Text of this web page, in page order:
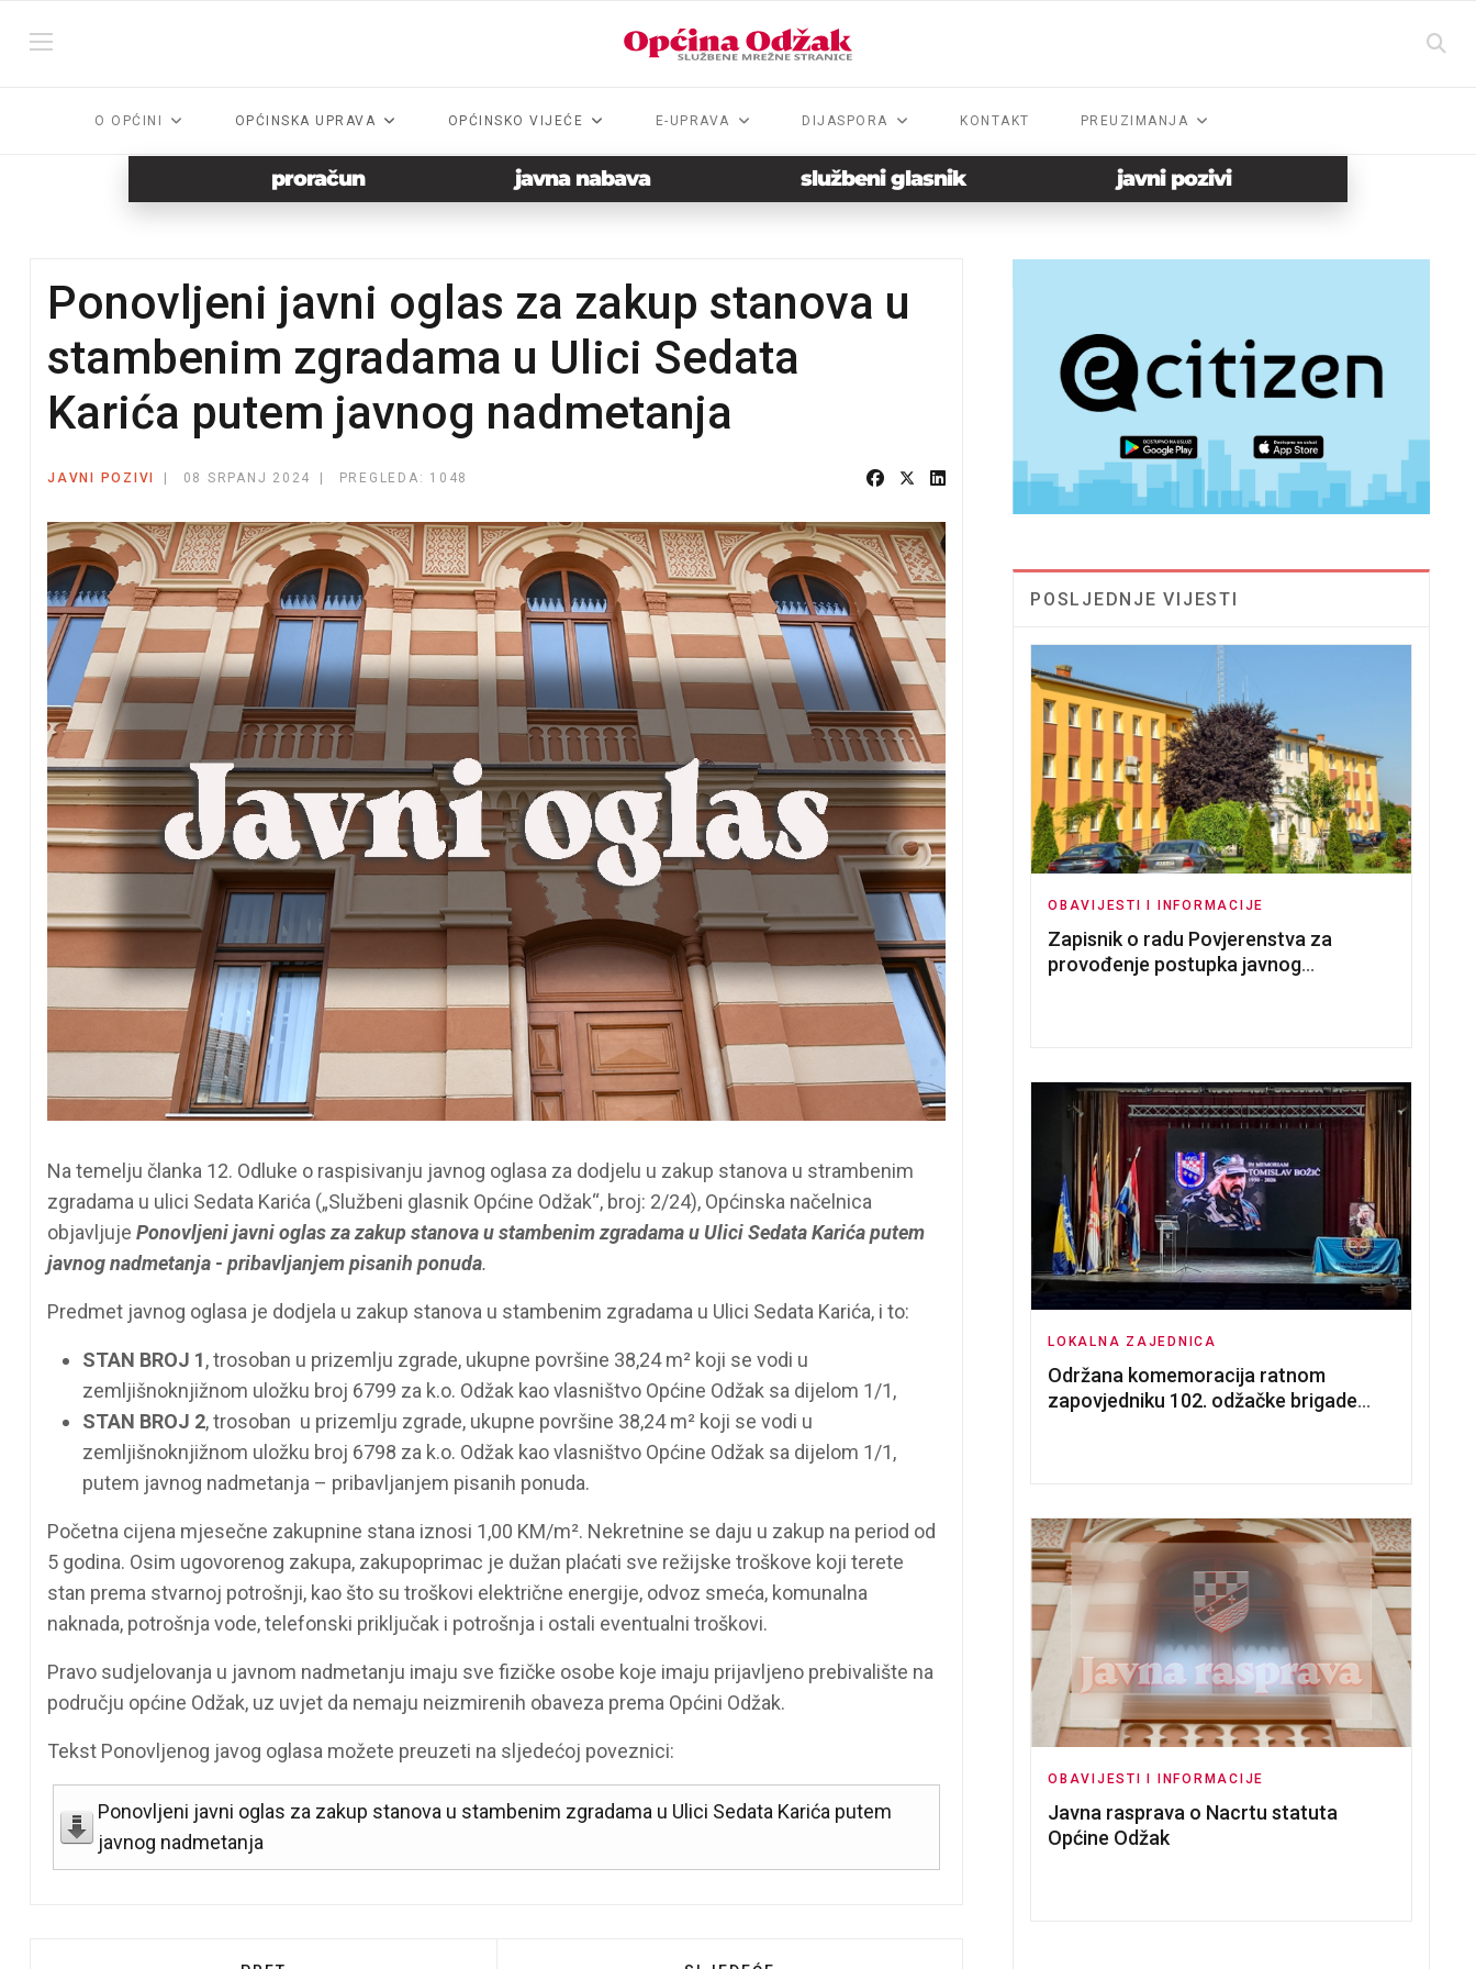
O OPĆINI OPĆINSKA UPRAVA OPĆINSKO VIJEĆE E-UPRAVA DIJASPORA KONTAKT PREUZIMANJA
proračun javna nabava službeni glasnik javni pozivi
Ponovljeni javni oglas za zakup stanova u
stambenim zgradama u Ulici Sedata
Karića putem javnog nadmetanja
JAVNI POZIVI 08 SRPANJ 2024 PREGLEDA: 1048
Na temelju članka 12. Odluke o raspisivanju javnog oglasa za dodjelu u zakup stanova u strambenim
zgradama u ulici Sedata Karića („Službeni glasnik Općine Odžak“, broj: 2/24), Općinska načelnica
objavljuje Ponovljeni javni oglas za zakup stanova u stambenim zgradama u Ulici Sedata Karića putem
javnog nadmetanja - pribavljanjem pisanih ponuda.
Predmet javnog oglasa je dodjela u zakup stanova u stambenim zgradama u Ulici Sedata Karića, i to:
STAN BROJ 1, trosoban u prizemlju zgrade, ukupne površine 38,24 m² koji se vodi u
zemljišnoknjižnom uložku broj 6799 za k.o. Odžak kao vlasništvo Općine Odžak sa dijelom 1/1,
STAN BROJ 2, trosoban u prizemlju zgrade, ukupne površine 38,24 m² koji se vodi u
zemljišnoknjižnom uložku broj 6798 za k.o. Odžak kao vlasništvo Općine Odžak sa dijelom 1/1,
putem javnog nadmetanja – pribavljanjem pisanih ponuda.
Početna cijena mjesečne zakupnine stana iznosi 1,00 KM/m². Nekretnine se daju u zakup na period od
5 godina. Osim ugovorenog zakupa, zakupoprimac je dužan plaćati sve režijske troškove koji terete
stan prema stvarnoj potrošnji, kao što su troškovi električne energije, odvoz smeća, komunalna
naknada, potrošnja vode, telefonski priključak i potrošnja i ostali eventualni troškovi.
Pravo sudjelovanja u javnom nadmetanju imaju sve fizičke osobe koje imaju prijavljeno prebivalište na
području općine Odžak, uz uvjet da nemaju neizmirenih obaveza prema Općini Odžak.
Tekst Ponovljenog javog oglasa možete preuzeti na sljedećoj poveznici:
Ponovljeni javni oglas za zakup stanova u stambenim zgradama u Ulici Sedata Karića putem
javnog nadmetanja
POSLJEDNJE VIJESTI
OBAVIJESTI I INFORMACIJE
Zapisnik o radu Povjerenstva za
provođenje postupka javnog
LOKALNA ZAJEDNICA
Održana komemoracija ratnom
zapovjedniku 102. odžačke brigade
OBAVIJESTI I INFORMACIJE
Javna rasprava o Nacrtu statuta
Općine Odžak